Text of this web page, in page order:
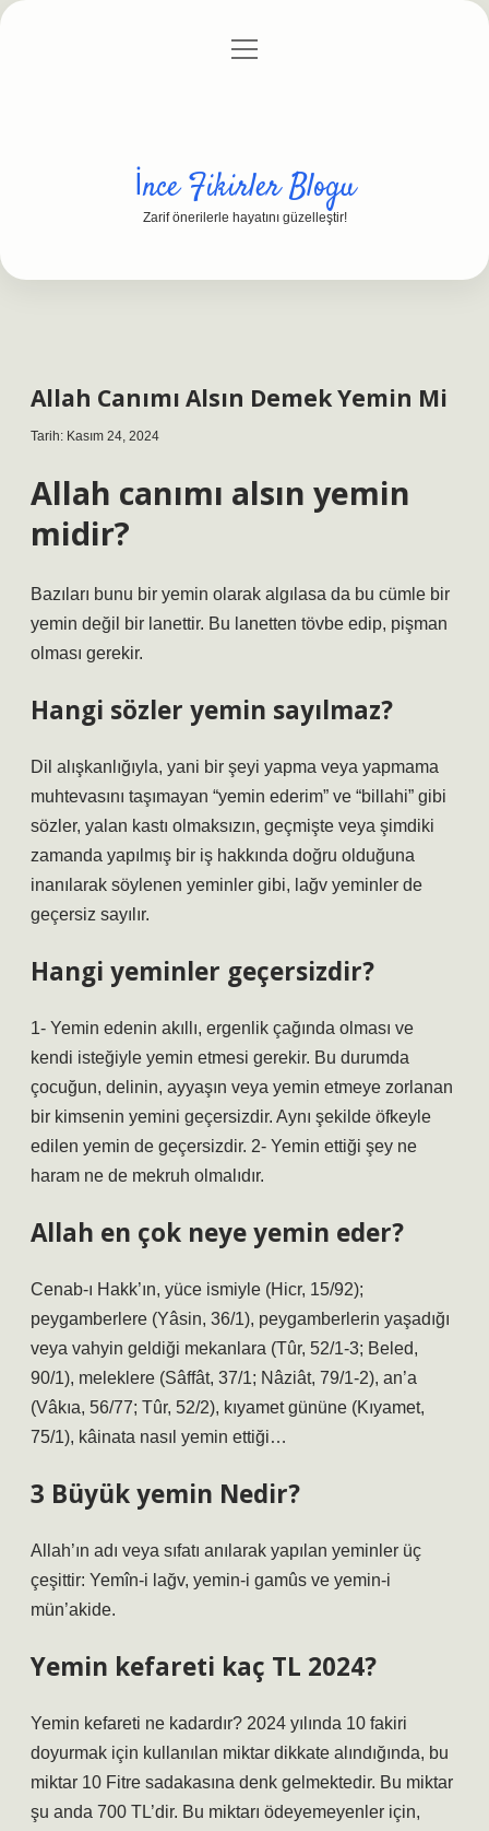
Gizlilik Politikası
menüyü
İnce Fikirler Blogu
Zarif önerilerle hayatını güzelleştir!
Allah Canımı Alsın Demek Yemin Mi
Tarih: Kasım 24, 2024
Allah canımı alsın yemin
midir?
Bazıları bunu bir yemin olarak algılasa da bu cümle bir
yemin değil bir lanettir. Bu lanetten tövbe edip, pişman
olması gerekir.
Hangi sözler yemin sayılmaz?
Dil alışkanlığıyla, yani bir şeyi yapma veya yapmama
muhtevasını taşımayan “yemin ederim” ve “billahi” gibi
sözler, yalan kastı olmaksızın, geçmişte veya şimdiki
zamanda yapılmış bir iş hakkında doğru olduğuna
inanılarak söylenen yeminler gibi, lağv yeminler de
geçersiz sayılır.
Hangi yeminler geçersizdir?
1- Yemin edenin akıllı, ergenlik çağında olması ve
kendi isteğiyle yemin etmesi gerekir. Bu durumda
çocuğun, delinin, ayyaşın veya yemin etmeye zorlanan
bir kimsenin yemini geçersizdir. Aynı şekilde öfkeyle
edilen yemin de geçersizdir. 2- Yemin ettiği şey ne
haram ne de mekruh olmalıdır.
Allah en çok neye yemin eder?
Cenab-ı Hakk’ın, yüce ismiyle (Hicr, 15/92);
peygamberlere (Yâsin, 36/1), peygamberlerin yaşadığı
veya vahyin geldiği mekanlara (Tûr, 52/1-3; Beled,
90/1), meleklere (Sâffât, 37/1; Nâziât, 79/1-2), an’a
(Vâkıa, 56/77; Tûr, 52/2), kıyamet gününe (Kıyamet,
75/1), kâinata nasıl yemin ettiği…
3 Büyük yemin Nedir?
Allah’ın adı veya sıfatı anılarak yapılan yeminler üç
çeşittir: Yemîn-i lağv, yemin-i gamûs ve yemin-i
mün’akide.
Yemin kefareti kaç TL 2024?
Yemin kefareti ne kadardır? 2024 yılında 10 fakiri
doyurmak için kullanılan miktar dikkate alındığında, bu
miktar 10 Fitre sadakasına denk gelmektedir. Bu miktar
şu anda 700 TL’dir. Bu miktarı ödeyemeyenler için,